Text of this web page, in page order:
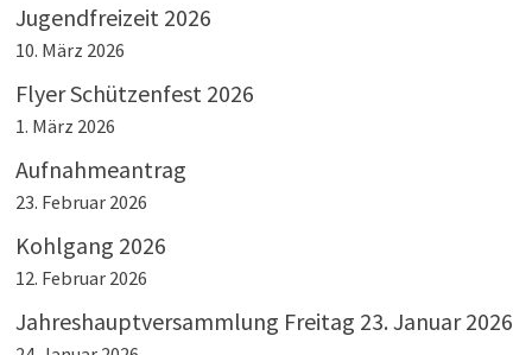
Jugendfreizeit 2026
10. März 2026
Flyer Schützenfest 2026
1. März 2026
Aufnahmeantrag
23. Februar 2026
Kohlgang 2026
12. Februar 2026
Jahreshauptversammlung Freitag 23. Januar 2026